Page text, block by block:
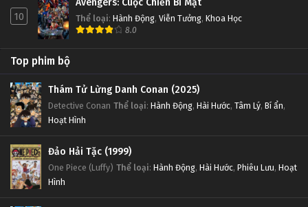
10
Avengers: Cuộc Chiến Bí Mật
Thể loại: Hành Động, Viễn Tưởng, Khoa Học
8.0
Top phim bộ
Thám Tử Lừng Danh Conan (2025)
Detective Conan Thể loại: Hành Động, Hài Hước, Tâm Lý, Bí ẩn,
Hoạt Hình
Đảo Hải Tặc (1999)
One Piece (Luffy) Thể loại: Hành Động, Hài Hước, Phiêu Lưu, Hoạt
Hình